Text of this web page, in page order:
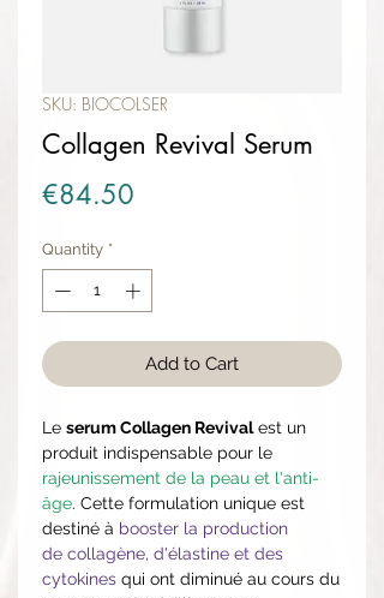
SKU: BIOCOLSER
Collagen Revival Serum
€84.50
Quantity *
Add to Cart
Le serum Collagen Revivalest un
produit indispensable pour le
rajeunissement de la peau et l'anti-
âge. Cette formulation unique est
destiné à booster la production
de collagène, d'élastine et des
cytokines qui ont diminué au cours du